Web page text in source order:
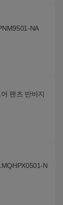
NA
팬츠 반바지